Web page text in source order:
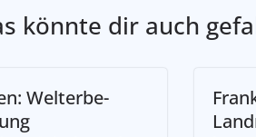
könnte dir auch
Welterbe-